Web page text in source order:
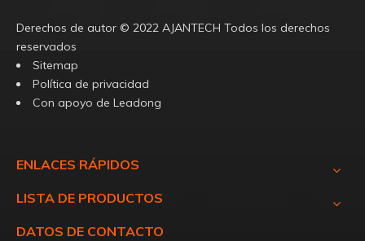
Derechos de autor ©️ 2022 AJANTECH Todos los derechos
reservados
Sitemap
Política de privacidad
Con apoyo de Leadong
ENLACES RÁPIDOS
LISTA DE PRODUCTOS
DATOS DE CONTACTO